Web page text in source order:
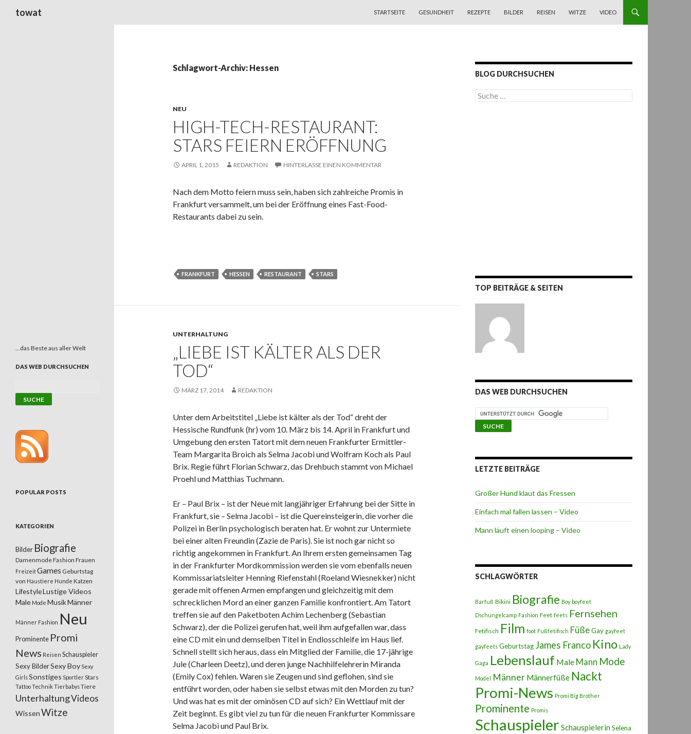
towat
STARTSEITE
GESUNDHEIT REZEPTE BILDER REISEN WITZE VIDEO
Schlagwort-Archiv: Hessen
NEU
HIGH-TECH-RESTAURANT:
STARS FEIERN ERÖFFNUNG
APRIL 1, 2015 REDAKTION HINTERLASSE EINEN KOMMENTAR
Nach dem Motto feiern muss sein, haben sich zahlreiche Promis in
Frankfurt versammelt, um bei der Eröffnung eines Fast-Food-
Restaurants dabei zu sein.
FRANKFURT HESSEN RESTAURANT STARS
UNTERHALTUNG
„LIEBE IST KÄLTER ALS DER
TOD“
MÄRZ 17, 2014 REDAKTION
Unter dem Arbeitstitel „Liebe ist kälter als der Tod“ dreht der
Hessische Rundfunk (hr) vom 10. März bis 14. April in Frankfurt und
Umgebung den ersten Tatort mit dem neuen Frankfurter Ermittler-
Team Margarita Broich als Selma Jacobi und Wolfram Koch als Paul
Brix. Regie führt Florian Schwarz, das Drehbuch stammt von Michael
Proehl und Matthias Tuchmann.
Er – Paul Brix – ist der Neue mit langjähriger Erfahrung bei der Sitte in
Frankfurt, sie – Selma Jacobi – ist die Quereinsteigerin, die vorher die
Polizei in Berlin psychologisch beraten hat. Er wohnt zur Untermiete
bei einer alten Freundin (Zazie de Paris). Sie ist noch gar nicht so
richtig angekommen in Frankfurt. An Ihrem ersten gemeinsamen Tag
in der Frankfurter Mordkommission werden sie vom ebenfalls neuen
Kommissariatsleiter Henning Riefenstahl (Roeland Wiesnekker) nicht
gerade mit offenen Armen empfangen und gleichzeitig mit dem
schrecklichen Mord an einer ganzen Familie konfrontiert. Am Tatort
treffen sie auf den Paketboten Achim Lechenberg (Sebastian
Schwarz), der die Polizei gerufen hat, weil ihm aufgefallen war, dass
eine CD mit ein und demselben Titel in Endlosschleife im Haus lief.
Schnell stellt sich heraus, dass ein Mitglied der Familie, die 17-jährige
Jule (Charleen Deetz), und deren junge Nachhilfelehrerin Miranda
(Emily Cox) fehlen. Waren sie Zeugen und sind geflohen, sind sie
entführt worden, oder haben sie selbst etwas mit den Morden zu tun?
Und was hat es mit der ominösen CD auf sich? Ein Wettlauf mit der
Zeit beginnt. Es gibt viel zu tun für die neuen Frankfurter Kommissare
Selma Jacobi und Paul Brix.
BLOG DURCHSUCHEN
S
u
TOP BEITRÄGE & SEITEN
DAS WEB DURCHSUCHEN
LETZTE BEITRÄGE
Großer Hund klaut das Fressen
Einfach mal fallen lassen – Video
Mann läuft einen looping – Video
SCHLAGWÖRTER
Barfuß Bikini Biografie Boy boyfeet
Dschungelcamp Fashion Feet feets Fernsehen
Fetifisch Film foot Fußfetifisch FüßeGay gayfeet
gayfeets Geburtstag James Franco Kino Lady
Gaga Lebenslauf Male Mann Mode
Model Männer Männerfüße Nackt
Promi-News Promi Big Brother
Prominente Promis
Schauspieler Schauspielerin Selena
…das Beste aus aller Welt
DAS WEB DURCHSUCHEN
POPULAR POSTS
KATEGORIEN
Bilder Biografie
DamenmodeFashion Frauen
FreizeitGames Geburtstag
von Haustiere Hunde Katzen
LifestyleLustige Videos
Male Mode MusikMänner
Männer Fashion Neu
Prominente Promi
News Reisen Schauspieler
Sexy BilderSexy Boy Sexy
GirlsSonstiges SportlerStars
TattooTechnikTierbabysTiere
UnterhaltungVideos
WissenWitze